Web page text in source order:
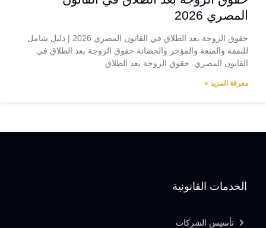
المصري 2026
حقوق الزوجة بعد الطلاق في القانون المصري 2026 | دليل شامل
للنفقة والمتعة والمؤخر والحضانة حقوق الزوجة بعد الطلاق في
القانون المصري حقوق الزوجة بعد الطلاق
معرفة المزيد »
الخدمات القانونية
تأسيس الشركات